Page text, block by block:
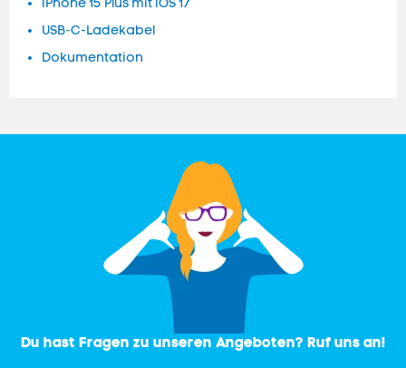
USB‑C-Ladekabel
Dokumentation
Du hast Fragen zu unseren Angeboten? Ruf uns an!